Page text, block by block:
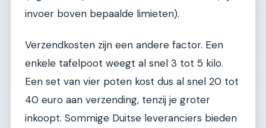
invoer boven bepaalde limieten).
Verzendkosten zijn een andere factor. Een
enkele tafelpoot weegt al snel 3 tot 5 kilo.
Een set van vier poten kost dus al snel 20 tot
40 euro aan verzending, tenzij je groter
inkoopt. Sommige Duitse leveranciers bieden